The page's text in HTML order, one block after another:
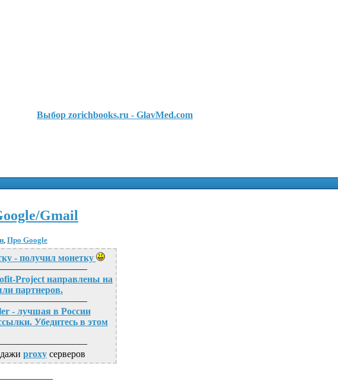
Выбор zorichbooks.ru - GlavMed.com
Gmail
Про Google
- получил монетку
Project направлены на
партнеров.
- лучшая в России
Убедитесь в этом
proxy серверов